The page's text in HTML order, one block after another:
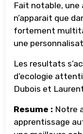
Fait notable,
n’apparait que
fortement
une
Les resultats
d’ecologie
Dubois et
Resume : Notre
apprentissage